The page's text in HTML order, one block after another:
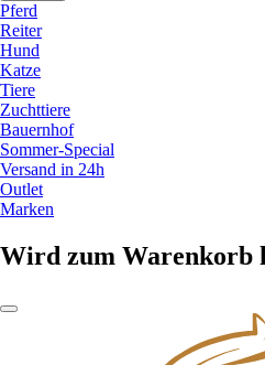
Pferd
Reiter
Hund
Katze
Tiere
Zuchttiere
Bauernhof
Sommer-Special
Versand in 24h
Outlet
Marken
Wird zum Warenkorb